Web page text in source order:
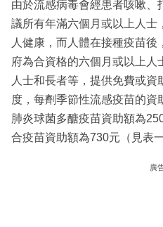
由於流感病毒會經患者咳嗽、
議所有年滿六個月或以上人士
人健康，而人體在接種疫苗
府為合資格的六個月或以上人
人士和長者等，提供免費或
度，每劑季節性流感疫苗的
肺炎球菌多醣疫苗資助額為
合疫苗資助額為730元（見表一
廣